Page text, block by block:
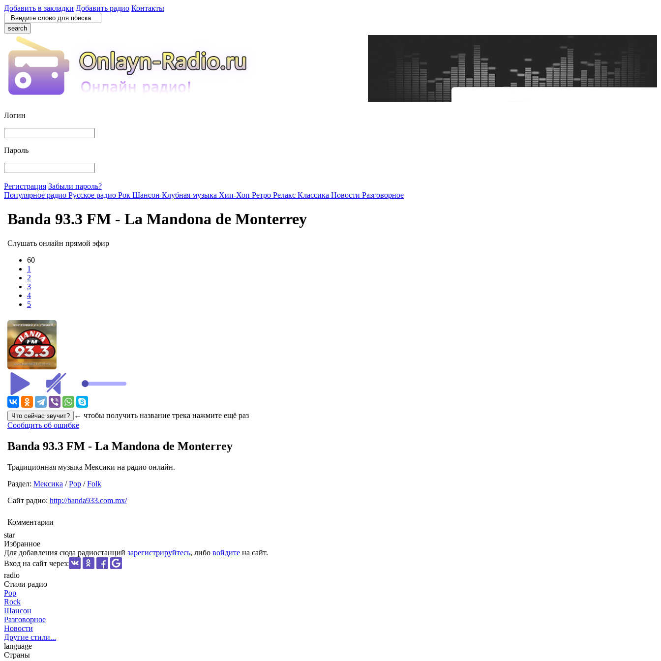
Добавить в закладки Добавить радио Контакты
search
Логин
Пароль
Регистрация Забыли пароль?
Популярное радио Русское радио Рок Шансон Клубная музыка Хип-Хоп Ретро Релакс Классика Новости Разговорное
Banda 93.3 FM - La Mandona de Monterrey
Слушать онлайн прямой эфир
60
1
2
3
4
5
← чтобы получить название трека нажмите ещё раз
Сообщить об ошибке
Banda 93.3 FM - La Mandona de Monterrey
Традиционная музыка Мексики на радио онлайн.
Раздел: Мексика /Pop /Folk
Сайт радио: http://banda933.com.mx/
Комментарии
star
Избранное
Для добавления сюда радиостанций зарегистрируйтесь, либо войдите на сайт.
Вход на сайт через:
radio
Стили радио
Pop
Rock
Шансон
Разговорное
Новости
Другие стили...
language
Страны